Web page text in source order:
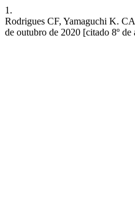
1.
Rodrigues CF, Yamaguchi K.
de outubro de 2020 [citado 8º